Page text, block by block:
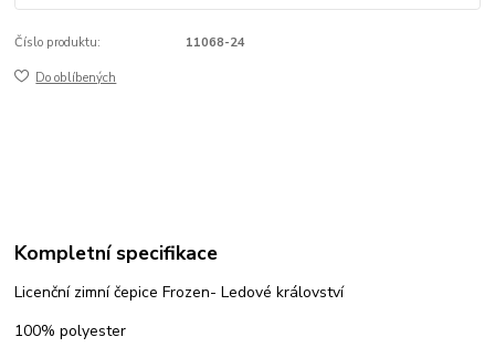
Číslo produktu: 11068-24
Do oblíbených
Kompletní specifikace
Licenční zimní čepice Frozen- Ledové království
100% polyester